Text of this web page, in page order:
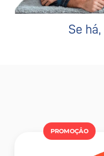
Se há,
PROMOÇÂO